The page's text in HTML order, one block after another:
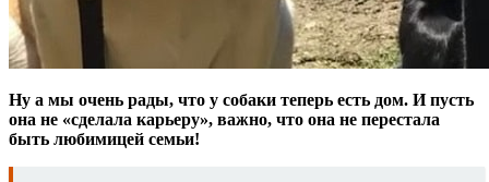
Ну а мы очень рады, что у собаки теперь есть дом. И пусть
она не «сделала карьеру», важно, что она не перестала
быть любимицей семьи!